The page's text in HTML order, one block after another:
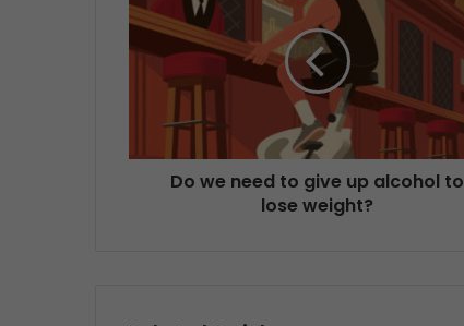
Do we need to give up alcohol to
lose weight?